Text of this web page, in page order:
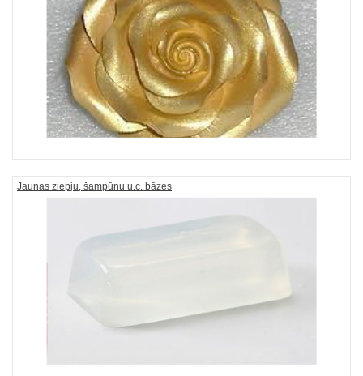
Jaunas ziepju, šampūnu u.c. bāzes